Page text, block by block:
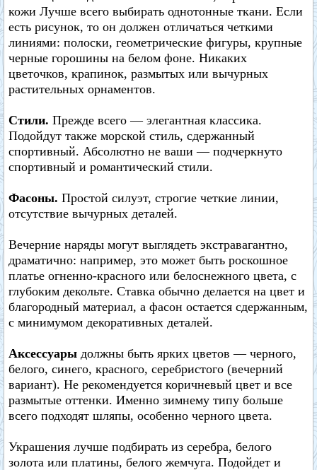
кожи Лучше всего выбирать однотонные ткани. Если
есть рисунок, то он должен отличаться четкими
линиями: полоски, геометрические фигуры, крупные
черные горошины на белом фоне. Никаких
цветочков, крапинок, размытых или вычурных
растительных орнаментов.
Стили. Прежде всего — элегантная классика.
Подойдут также морской стиль, сдержанный
спортивный. Абсолютно не ваши — подчеркнуто
спортивный и романтический стили.
Фасоны. Простой силуэт, строгие четкие линии,
отсутствие вычурных деталей.
Вечерние наряды могут выглядеть экстравагантно,
драматично: например, это может быть роскошное
платье огненно-красного или белоснежного цвета, с
глубоким декольте. Ставка обычно делается на цвет и
благородный материал, а фасон остается сдержанным,
с минимумом декоративных деталей.
Аксессуары должны быть ярких цветов — черного,
белого, синего, красного, серебристого (вечерний
вариант). Не рекомендуется коричневый цвет и все
размытые оттенки. Именно зимнему типу больше
всего подходят шляпы, особенно черного цвета.
Украшения лучше подбирать из серебра, белого
золота или платины, белого жемчуга. Подойдет и